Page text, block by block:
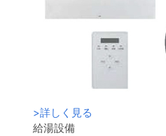
>詳しく見る
給湯設備